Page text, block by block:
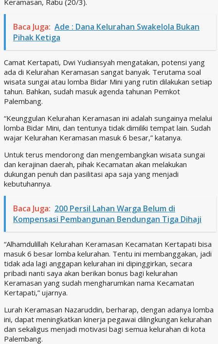
Baca Juga: Ade : Dana Kelurahan Swakelola Bukan
Pihak Ketiga
Camat Kertapati, Dwi Yudiansyah mengatakan, potensi yang
ada di Kelurahan Keramasan sangat banyak. Terutama soal
wisata sungai atau lomba Bidar Mini yang rutin dilakukan setiap
tahun. Bahkan, sudah masuk agenda tahunan Pemkot
Palembang.
“Keunggulan Kelurahan Keramasan ini adalah sungainya melalui
lomba Bidar Mini, dan tentunya tidak dimiliki tempat lain. Sudah
wajar Kelurahan Keramasan masuk 6 besar,” katanya.
Untuk terus mendorong dan mengembangkan wisata sungai
dan kerajinan daerah, pihak Kecamatan akan melakukan
dukungan penuh dan pasilitasi apa saja yang menjadi
kebutuhannya.
Baca Juga: 200 Persil Lahan Warga Belum di
Kompensasi Pembangunan Bendungan Tiga Dihaji
“Alhamdulillah Kelurahan Keramasan Kecamatan Kertapati bisa
masuk 6 besar lomba kelurahan. Tentu ini membanggakan, jadi
tidak ada lagi anggapan kelurahan ini dipinggirkan, secara
pribadi nanti saya akan berikan bonus bagi kelurahan
Keramasan yang sudah mengharumkan nama Kecamatan
Kertapati,” ujarnya.
Lurah Keramasan Nazaruddin, berharap, dengan adanya lomba
ini, dapat meningkatkan kinerja pegawai dilingkungan kelurahan
dan sekaligus menjadi motivasi bagi semua kelurahan di kota
Palembang.